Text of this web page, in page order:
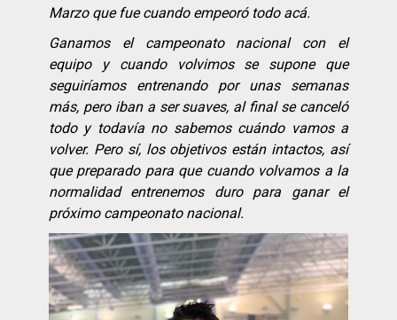
Marzo que fue cuando empeoró todo acá.
Ganamos el campeonato nacional con el
equipo y cuando volvimos se supone que
seguiríamos entrenando por unas semanas
más, pero iban a ser suaves, al final se canceló
todo y todavía no sabemos cuándo vamos a
volver. Pero sí, los objetivos están intactos, así
que preparado para que cuando volvamos a la
normalidad entrenemos duro para ganar el
próximo campeonato nacional.